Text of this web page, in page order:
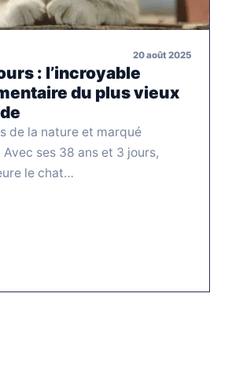
20 août 2025
: l’incroyable
du plus vieux
de la nature et marqué
Avec ses 38 ans et 3 jours,
le chat…